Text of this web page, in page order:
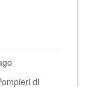
di